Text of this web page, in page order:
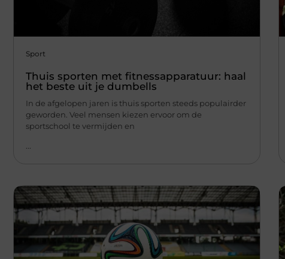
Sport
Thuis sporten met fitnessapparatuur: haal
het beste uit je dumbells
In de afgelopen jaren is thuis sporten steeds populairder
geworden. Veel mensen kiezen ervoor om de
sportschool te vermijden en
...